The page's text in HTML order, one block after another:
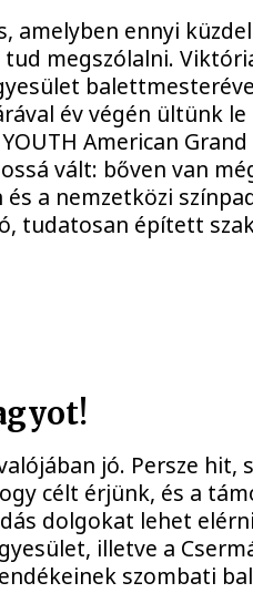
amelyben ennyi
megszólalni.
év végén ültünk
American
vált: bőven van
és a nemzetközi
tudatosan épített
jó. Persze hit,
célt érjünk, és a
dolgokat lehet
illetve a
szombati